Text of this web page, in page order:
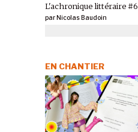
L'achronique littéraire #6
par Nicolas Baudoin
EN CHANTIER